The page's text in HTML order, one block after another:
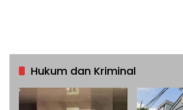
Hukum dan Kriminal